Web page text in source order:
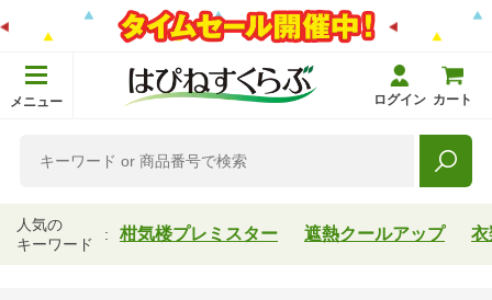
メニュー ログイン カート
人気の
キーワード
柑気楼プレミスター 遮熱クールアップ 衣